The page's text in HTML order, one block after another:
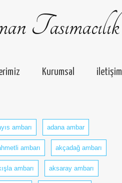
Tasımacılık
Kurumsal
iletişim
ambarı adana ambar
ambarı akçadağ ambarı
ambarı aksaray ambarı